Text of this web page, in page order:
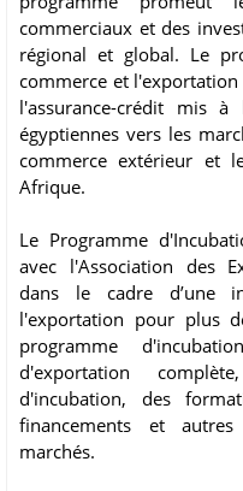
commerciaux et des
régional et global. Le
commerce et
l'assurance-crédit mis
égyptiennes vers les
commerce extérieur et
Afrique.
Le Programme
avec l'Association des
dans le cadre d’une
l'exportation pour plus
programme
d'exportation
d'incubation, des
financements et
marchés.